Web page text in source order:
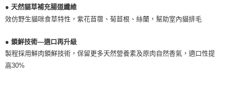
● 天然貓草補充腸道纖維
效仿野生貓咪食草特性，紫花苜蓿、菊苣根、絲蘭，幫助室內貓排毛
● 鎖鮮技術—適口再升級
製程採用鮮肉鎖鮮技術，保留更多天然營養素及原肉自然香氣，適口性提
高30%